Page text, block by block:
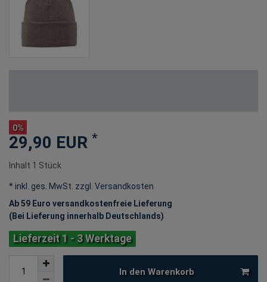
0%
29,90 EUR *
Inhalt 1 Stück
* inkl. ges. MwSt. zzgl.
Versandkosten
Ab 59 Euro versandkostenfreie Lieferung
(Bei Lieferung innerhalb Deutschlands)
Lieferzeit 1 - 3 Werktage
In den Warenkorb